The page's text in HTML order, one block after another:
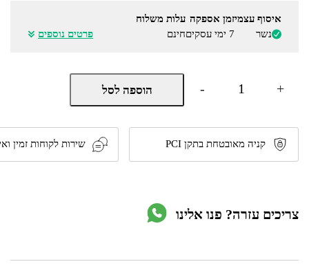
איסוף עצמי
נשר
זמן אספקה
7 ימי עסקים
עלות משלוח
חינם
פרטים נוספים
-
כמות
כיריים
80
ס"מ
דגם
IS846BG
+ הוספה לסל
קניה מאובטחת בתקן PCI שירות לקוחות זמין
צריכים עזרה? פנו אלינו